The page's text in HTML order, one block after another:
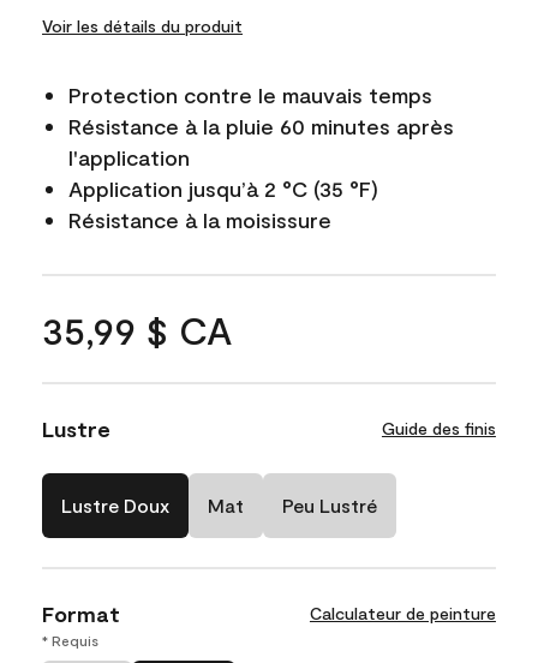
Voir les détails du produit
Protection contre le mauvais temps
Résistance à la pluie 60 minutes après
l'application
Application jusqu’à 2 °C (35 °F)
Résistance à la moisissure
35,99 $ CA
Lustre Guide des finis
Lustre Doux Mat Peu Lustré
Format Calculateur de peinture
* Requis